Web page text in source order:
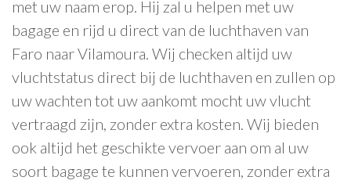
met uw naam erop. Hij zal u helpen met uw
bagage en rijd u direct van de luchthaven van
Faro naar Vilamoura. Wij checken altijd uw
vluchtstatus direct bij de luchthaven en zullen op
uw wachten tot uw aankomt mocht uw vlucht
vertraagd zijn, zonder extra kosten. Wij bieden
ook altijd het geschikte vervoer aan om al uw
soort bagage te kunnen vervoeren, zonder extra